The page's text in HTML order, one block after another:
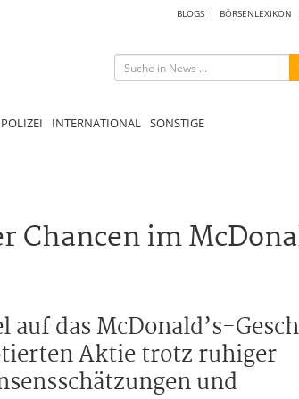
BLOGS BÖRSENLEXIKON
POLIZEI INTERNATIONAL SONSTIGE
Chancen im
das McDonald’s-
Aktie trotz ruhiger
und